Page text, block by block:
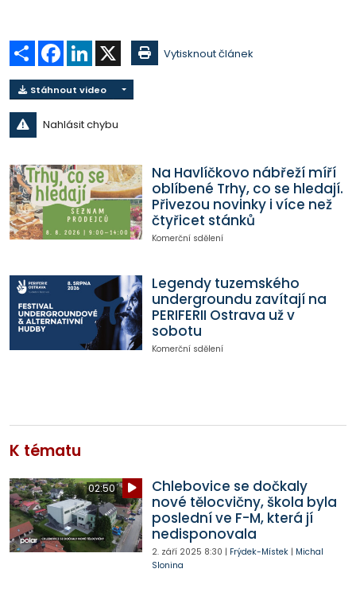
Sdílet Facebook
LinkedIn Vytisknout článek
Stáhnout video
Nahlásit chybu
Na Havlíčkovo nábřeží míří
oblíbené Trhy, co se hledají.
Přivezou novinky i více než
čtyřicet stánků
Komerční sdělení
Legendy tuzemského
undergroundu zavítají na
PERIFERII Ostrava už v
sobotu
Komerční sdělení
K tématu
02:50
Chlebovice se dočkaly
nové tělocvičny, škola byla
poslední ve F-M, která jí
nedisponovala
2. září 2025 8:30 | Frýdek-Místek| Michal
Slonina